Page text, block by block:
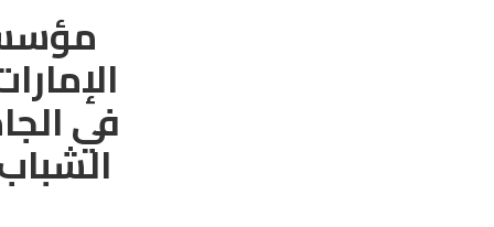
في